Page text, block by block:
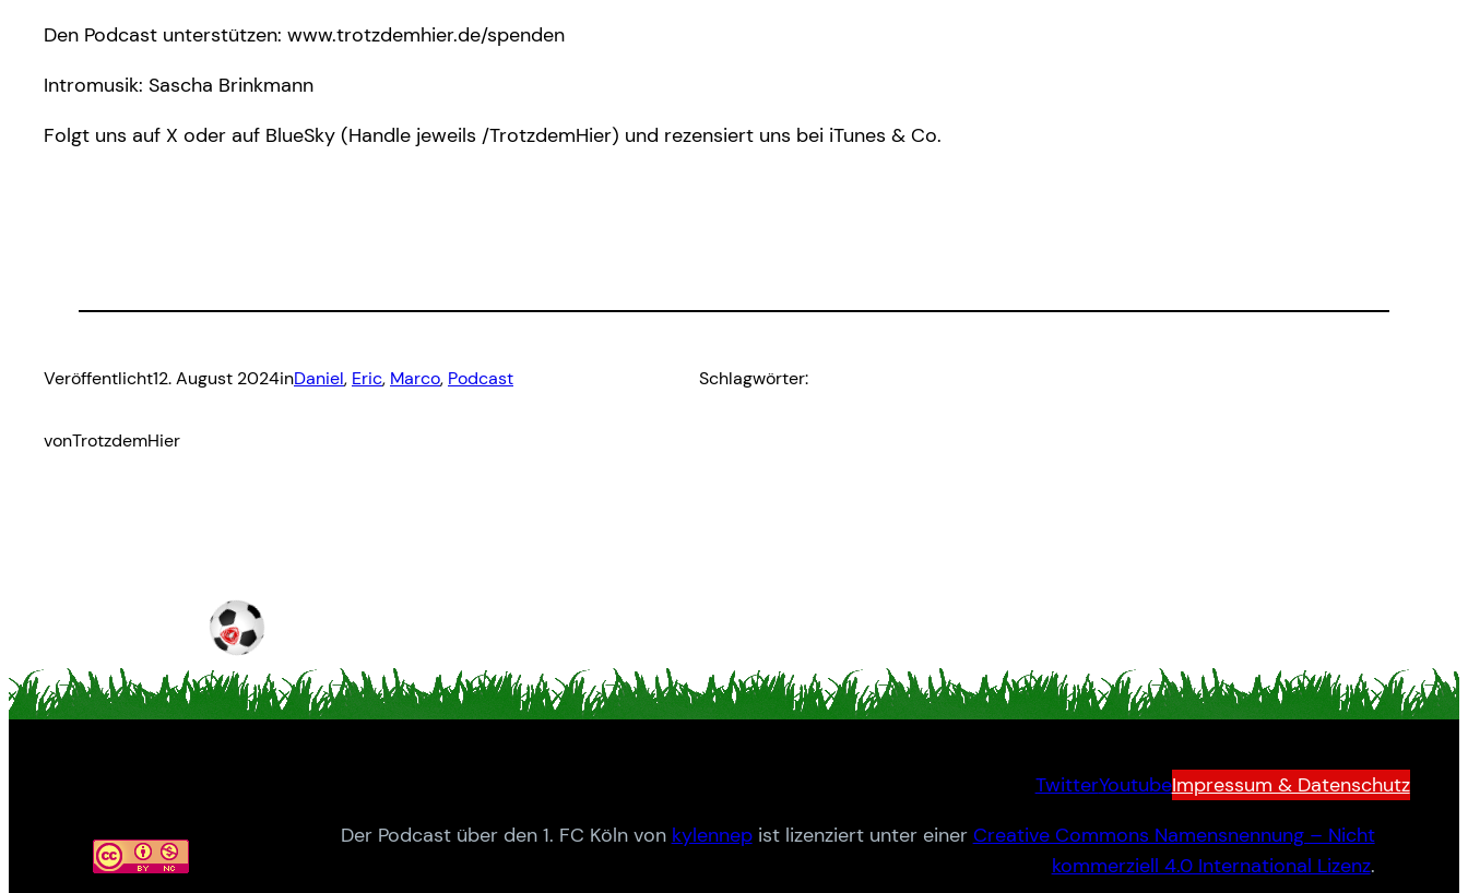
Den Podcast unterstützen: www.trotzdemhier.de/spenden
Intromusik: Sascha Brinkmann
Folgt uns auf X oder auf BlueSky (Handle jeweils /TrotzdemHier) und rezensiert uns bei iTunes & Co.
Veröffentlicht12. August 2024inDaniel, Eric, Marco, Podcast
vonTrotzdemHier
Schlagwörter:
TwitterYoutubeImpressum & Datenschutz
Der Podcast über den 1. FC Köln von kylennepist lizenziert unter einer Creative Commons Namensnennung – Nicht
kommerziell 4.0 International Lizenz.